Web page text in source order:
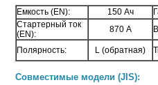
Емкость (EN): 150 Ач
Стартерный ток
(EN):
870 А
Полярность: L (обратная)
Совместимые модели (JIS):